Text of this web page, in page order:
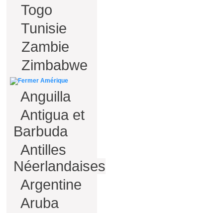
Togo
Tunisie
Zambie
Zimbabwe
Amérique
Anguilla
Antigua et
Barbuda
Antilles
Néerlandaises
Argentine
Aruba